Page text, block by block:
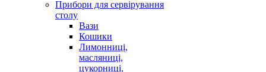
Прибори для сервірування
столу
Вази
Кошики
Лимонниці,
масляниці,
цукорниці,